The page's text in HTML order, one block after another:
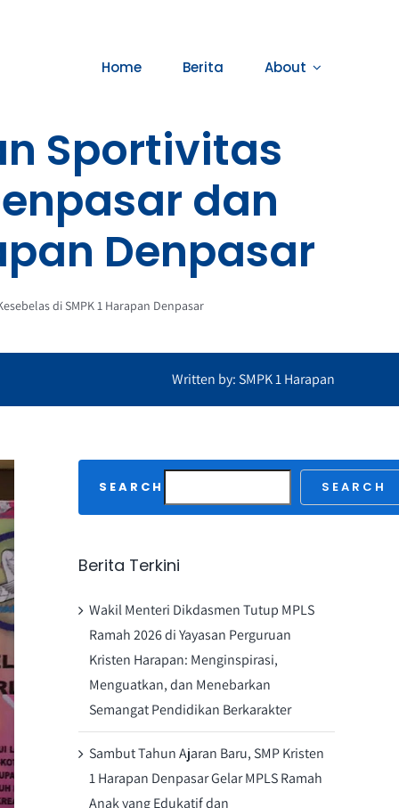
Home Berita About
Sportivitas
dan
Denpasar
di SMPK 1 Harapan Denpasar
Written by: SMPK 1 Harapan
SEARCH SEARCH
Berita Terkini
Wakil Menteri Dikdasmen Tutup MPLS
Ramah 2026 di Yayasan Perguruan
Kristen Harapan: Menginspirasi,
Menguatkan, dan Menebarkan
Semangat Pendidikan Berkarakter
Sambut Tahun Ajaran Baru, SMP Kristen
1 Harapan Denpasar Gelar MPLS Ramah
Anak yang Edukatif dan